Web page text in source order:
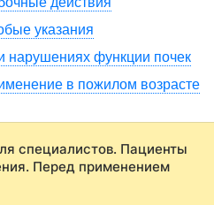
указания
нарушениях функции почек
в пожилом возрасте
специалистов. Пациенты
Перед применением